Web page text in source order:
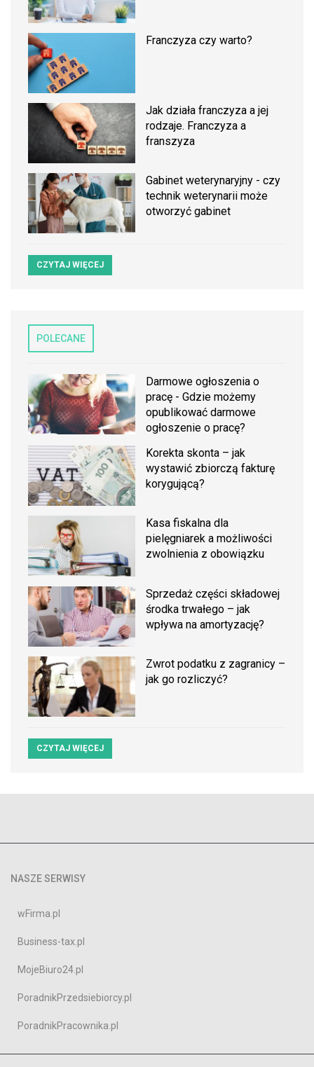
Franczyza czy warto?
Jak działa franczyza a jej
rodzaje. Franczyza a
franszyza
Gabinet weterynaryjny - czy
technik weterynarii może
otworzyć gabinet
CZYTAJ WIĘCEJ
POLECANE
Darmowe ogłoszenia o
pracę - Gdzie możemy
opublikować darmowe
ogłoszenie o pracę?
Korekta skonta – jak
wystawić zbiorczą fakturę
korygującą?
Kasa fiskalna dla
pielęgniarek a możliwości
zwolnienia z obowiązku
Sprzedaż części składowej
środka trwałego – jak
wpływa na amortyzację?
Zwrot podatku z zagranicy –
jak go rozliczyć?
CZYTAJ WIĘCEJ
NASZE SERWISY
wFirma.pl
Business-tax.pl
MojeBiuro24.pl
PoradnikPrzedsiebiorcy.pl
PoradnikPracownika.pl